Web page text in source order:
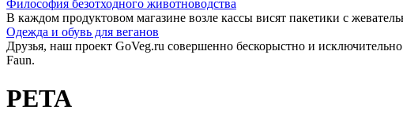
Философия безотходного животноводства
В каждом продуктовом магазине возле кассы висят пакетики с
Одежда и обувь для веганов
Друзья, наш проект GoVeg.ru совершенно бескорыстно и
Faun.
PETA